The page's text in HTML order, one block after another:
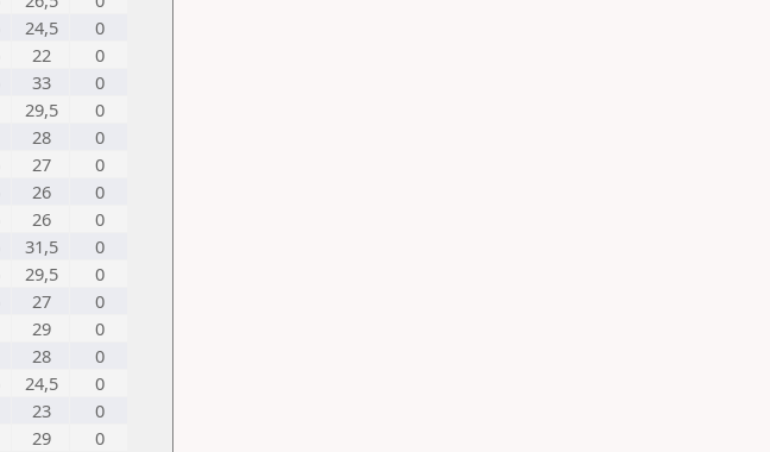
24,5
0
22
0
33
0
29,5
0
28
0
27
0
26
0
26
0
31,5
0
29,5
0
27
0
29
0
28
0
24,5
0
23
0
29
0